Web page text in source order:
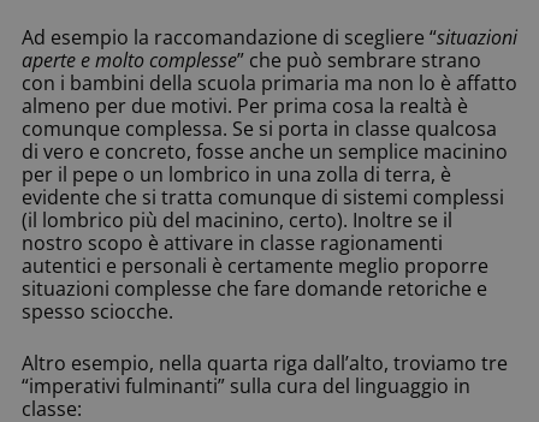
Ad esempio la raccomandazione di scegliere “situazioni
aperte e molto complesse” che può sembrare strano
con i bambini della scuola primaria ma non lo è affatto
almeno per due motivi. Per prima cosa la realtà è
comunque complessa. Se si porta in classe qualcosa
di vero e concreto, fosse anche un semplice macinino
per il pepe o un lombrico in una zolla di terra, è
evidente che si tratta comunque di sistemi complessi
(il lombrico più del macinino, certo). Inoltre se il
nostro scopo è attivare in classe ragionamenti
autentici e personali è certamente meglio proporre
situazioni complesse che fare domande retoriche e
spesso sciocche.
Altro esempio, nella quarta riga dall’alto, troviamo tre
“imperativi fulminanti” sulla cura del linguaggio in
classe: